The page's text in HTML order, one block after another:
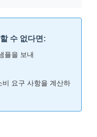
수 없다면:
플을 보내
요구 사항을 계산하